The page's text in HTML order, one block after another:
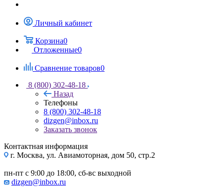
Личный кабинет
Корзина0
Отложенные0
Сравнение товаров0
8 (800) 302-48-18
Назад
Телефоны
8 (800) 302-48-18
dizgen@inbox.ru
Заказать звонок
Контактная информация
г. Москва, ул. Авиамоторная, дом 50, стр.2
пн-пт с 9:00 до 18:00, сб-вс выходной
dizgen@inbox.ru